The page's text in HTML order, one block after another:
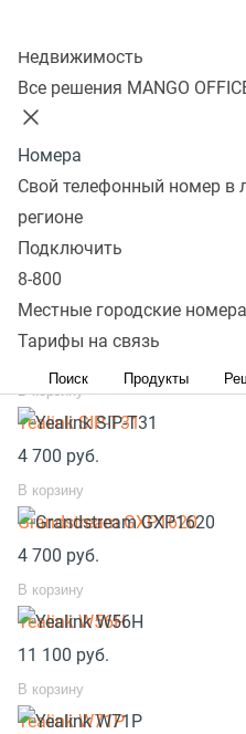
Недвижимость
Все решения MANGO
Номера
Свой телефонный номер в
регионе
Подключить
8-800
Местные городские номера
Тарифы на связь
Поиск Продукты
Общая настройка Panasonic
Обновление ПО Panasonic
Обновление времени
Panasonic UT-xxx
Популярное оборудование
SIP телефоны
Yealink SIP-T33G
8 300
В корзину
Yealink SIP-T31
4 700 руб.
В корзину
Grandstream GXP1620
4 700 руб.
В корзину
Yealink W56H
11 100 руб.
В корзину
Yealink W71P